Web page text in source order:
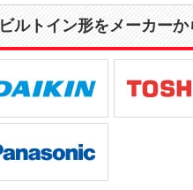
ビルトイン形をメーカーか